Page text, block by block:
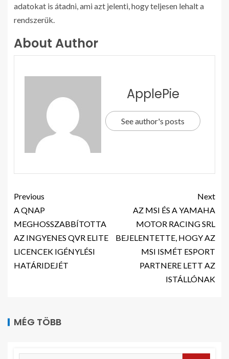
adatokat is átadni, ami azt jelenti, hogy teljesen lehalt a
rendszerük.
About Author
ApplePie
See author's posts
Previous
A QNAP
MEGHOSSZABBÍTOTTA
AZ INGYENES QVR ELITE
LICENCEK IGÉNYLÉSI
HATÁRIDEJÉT
Next
AZ MSI ÉS A YAMAHA
MOTOR RACING SRL
BEJELENTETTE, HOGY AZ
MSI ISMÉT ESPORT
PARTNERE LETT AZ
ISTÁLLÓNAK
MÉG TÖBB